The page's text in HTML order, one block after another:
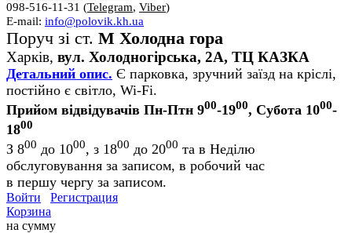
098-516-11-31 (Telegram, Viber)
E-mail: info@polovik.kh.ua
Поруч зі ст. М Холодна гора
Харків, вул. Холодногірська, 2А, ТЦ КАЗКА
Детальний опис. Є парковка, зручний заїзд на кріслі,
постійно є світло, Wi-Fi.
Прийом відвідувачів Пн-Птн 900-1900, Субота 1000-
1800
З 800 до 1000, з 1800 до 2000 та в Неділю
обслуговування за записом, в робочий час
в першу чергу за записом.
Войти
Регистрация
Корзина
на сумму